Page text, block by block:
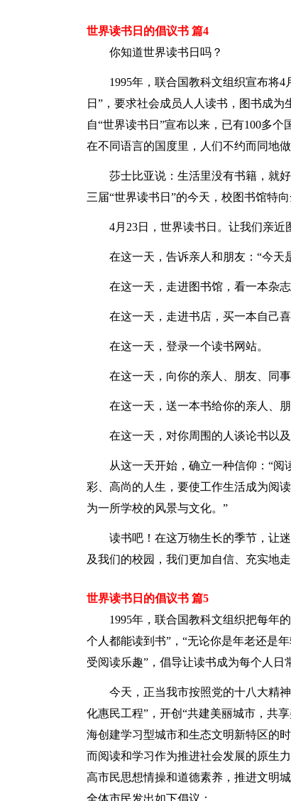
世界读书日的倡议书 篇4
你知道世界读书日吗？
1995年，联合国教科文组织宣布将
日”，要求社会成员人人读书，图书成为
自“世界读书日”宣布以来，已有100多
在不同语言的国度里，人们不约而同地
莎士比亚说：生活里没有书籍，就
三届“世界读书日”的今天，校图书馆特
4月23日，世界读书日。让我们亲近
在这一天，告诉亲人和朋友：“今天
在这一天，走进图书馆，看一本杂志
在这一天，走进书店，买一本自己
在这一天，登录一个读书网站。
在这一天，向你的亲人、朋友、同
在这一天，送一本书给你的亲人、朋
在这一天，对你周围的人谈论书以及
从这一天开始，确立一种信仰：“
彩、高尚的人生，要使工作生活成为阅
为一所学校的风景与文化。”
读书吧！在这万物生长的季节，让
及我们的校园，我们更加自信、充实地
世界读书日的倡议书 篇5
1995年，联合国教科文组织把每年
个人都能读到书”，“无论你是年老还是
受阅读乐趣”，倡导让读书成为每个人日
今天，正当我市按照党的十八大精
化惠民工程”，开创“共建美丽城市，共
海创建学习型城市和生态文明新特区的
而阅读和学习作为推进社会发展的原生
高市民思想情操和道德素养，推进文明
全体市民发出如下倡议：